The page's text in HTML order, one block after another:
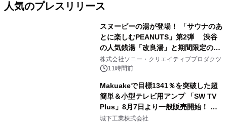
人気のプレスリリース
スヌーピーの湯が登場！ 「サウナのあ
とに楽しむPEANUTS」第2弾 渋谷
の人気銭湯「改良湯」と期間限定のコ
ラボレーション サウナイキタイコラ
ボグッズも発売決定！
株式会社ソニー・クリエイティブプロダクツ
11時間前
Makuakeで目標1341％を突破した超
簡単＆小型テレビ用アンプ 「SW TV
Plus」8月7日より一般販売開始！ ケ
ーブル1本つなぐだけ、テレビの音が
城下工業株式会社